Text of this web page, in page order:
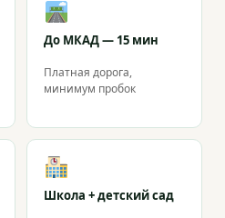
До МКАД — 15 мин
Платная дорога,
минимум пробок
Школа + детский сад